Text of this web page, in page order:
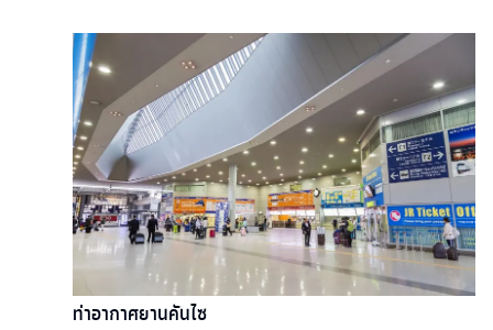
ท่าอากาศยานคันไซ